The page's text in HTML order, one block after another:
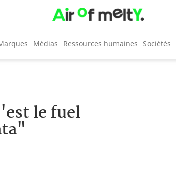
Médias Ressources humaines Sociétés
le fuel